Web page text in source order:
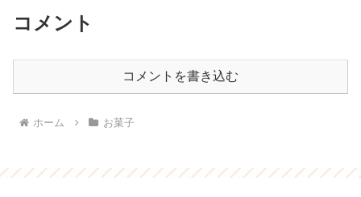
コメント
コメントを書き込む
ホーム お菓子